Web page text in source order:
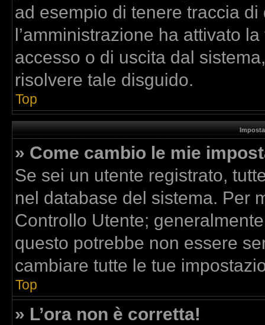
ad esempio di tenere traccia
l’amministrazione ha attivato
accesso o di uscita dal
risolvere tale disguido.
Top
» Come cambio le mie
Se sei un utente registrato,
nel database del sistema. Per
Controllo Utente;
questo potrebbe non essere
cambiare tutte le tue
Top
» L’ora non è corretta!